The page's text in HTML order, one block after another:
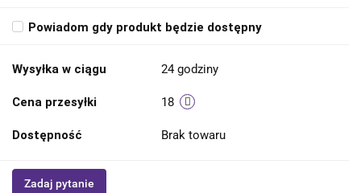
Powiadom gdy produkt będzie dostępny
Wysyłka w ciągu 24 godziny
Cena przesyłki 18
Dostępność Brak towaru
Zadaj pytanie